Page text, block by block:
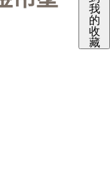
我
的
收
藏